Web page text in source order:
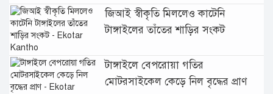
জিআই স্বীকৃতি মিললেও কাটেনি
টাঙ্গাইলের তাঁতের শাড়ির সংকট
টাঙ্গাইলে বেপরোয়া গতির
মোটরসাইকেল কেড়ে নিল বৃদ্ধের প্রাণ